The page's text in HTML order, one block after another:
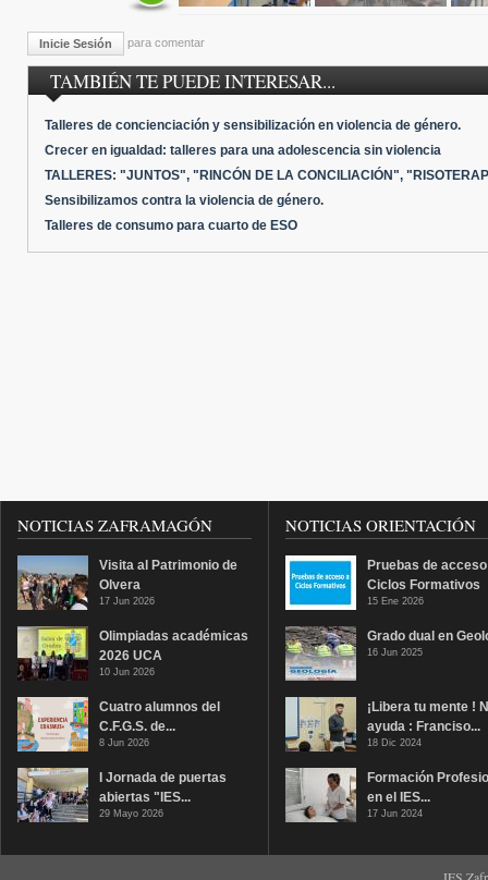
Inicie Sesión para comentar
TAMBIÉN TE PUEDE INTERESAR...
Talleres de concienciación y sensibilización en violencia de género.
Crecer en igualdad: talleres para una adolescencia sin violencia
TALLERES: "JUNTOS", "RINCÓN DE LA CONCILIACIÓN",
Sensibilizamos contra la violencia de género.
Talleres de consumo para cuarto de ESO
NOTICIAS ZAFRAMAGÓN
Visita al Patrimonio de
Olvera
17 Jun 2026
Olimpiadas académicas
2026 UCA
10 Jun 2026
Cuatro alumnos del
C.F.G.S. de...
8 Jun 2026
I Jornada de puertas
abiertas "IES...
29 Mayo 2026
NOTICIAS ORIENTACIÓN
Pruebas de
Ciclos Formativos
15 Ene 2026
Grado dual en
16 Jun 2025
¡Libera tu mente !
ayuda : Franciso...
18 Dic 2024
Formación
en el IES...
17 Jun 2024